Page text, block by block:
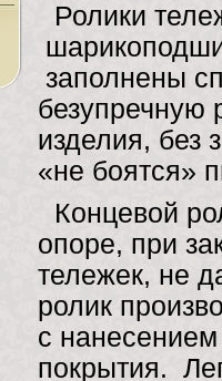
Ролики
заполнены
безупречную
изделия, без
«не боятся»
Концевой
опоре, при
тележек, не
ролик
с нанесением
покрытия.